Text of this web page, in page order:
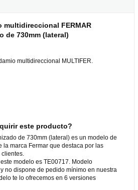
multidireccional FERMAR
de 730mm (lateral)
multidireccional MULTIFER.
este producto?
de 730mm (lateral) es un modelo de
la marca Fermar que destaca por las
modelo es TE00717. Modelo
no dispone de pedido mínimo en nuestra
te lo ofrecemos en 6 versiones